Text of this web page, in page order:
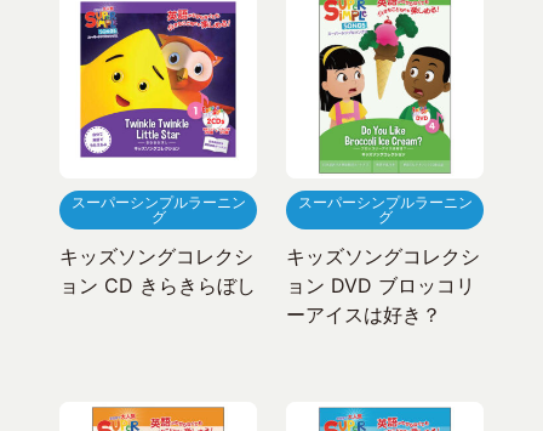
スーパーシンプルラーニン
グ
キッズソングコレクシ
ョン CD きらきらぼし
スーパーシンプルラーニン
グ
キッズソングコレクシ
ョン DVD ブロッコリ
ーアイスは好き？